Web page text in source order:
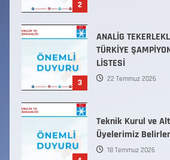
3
4
Teknik Kurul ve
Üyelerimiz
18 Temmuz 2026
KAYAKLI KOŞU VE
3.KADEME
DUYURUSU